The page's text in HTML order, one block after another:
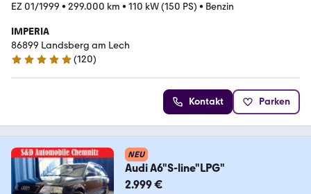
EZ 01/1999 • 299.000 km • 110 kW (150 PS) • Benzin
IMPERIA
86899 Landsberg am Lech
4.8 Sterne
(120)
Kontakt Parken
NEU
Audi A6"S-line"LPG"
2.999 €